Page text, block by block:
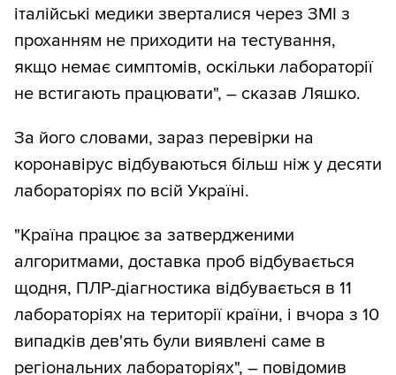
італійські медики зверталися через ЗМІ з
проханням не приходити на тестування,
якщо немає симптомів, оскільки лабораторії
не встигають працювати", – сказав Ляшко.
За його словами, зараз перевірки на
коронавірус відбуваються більш ніж у десяти
лабораторіях по всій Україні.
"Країна працює за затвердженими
алгоритмами, доставка проб відбувається
щодня, ПЛР-діагностика відбувається в 11
лабораторіях на території країни, і вчора з 10
випадків дев'ять були виявлені саме в
регіональних лабораторіях", – повідомив